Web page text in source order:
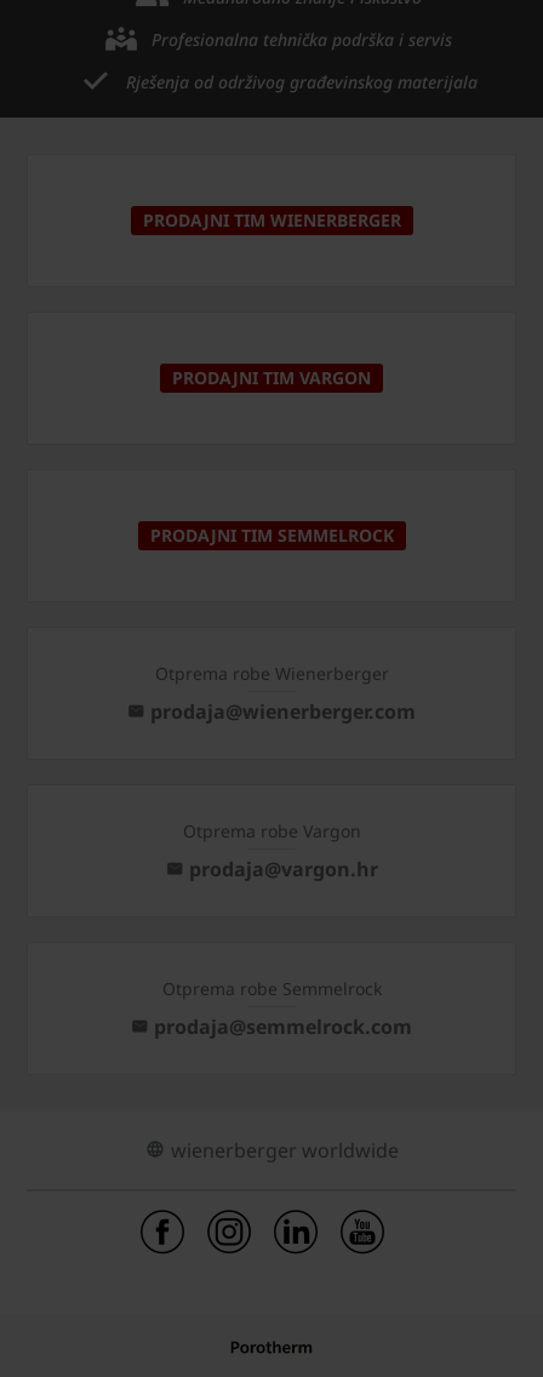
Profesionalna tehnička podrška i servis
Rješenja od održivog građevinskog materijala
PRODAJNI TIM WIENERBERGER
PRODAJNI TIM VARGON
PRODAJNI TIM SEMMELROCK
Otprema robe Wienerberger
prodaja@wienerberger.com
Otprema robe Vargon
prodaja@vargon.hr
Otprema robe Semmelrock
prodaja@semmelrock.com
wienerberger worldwide